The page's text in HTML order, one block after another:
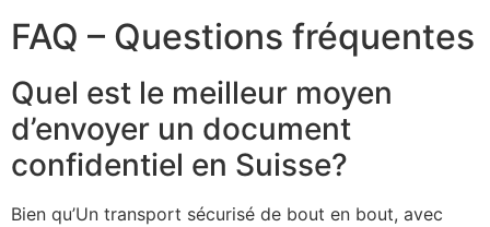
FAQ – Questions fréquentes
Quel est le meilleur moyen
d’envoyer un document
confidentiel en Suisse?
Bien qu’Un transport sécurisé de bout en bout, avec